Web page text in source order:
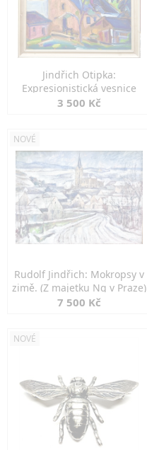
Jindřich Otipka:
Expresionistická vesnice
3 500 Kč
NOVÉ
Rudolf Jindřich: Mokropsy v
zimě. (Z majetku Ng v Praze)
7 500 Kč
NOVÉ